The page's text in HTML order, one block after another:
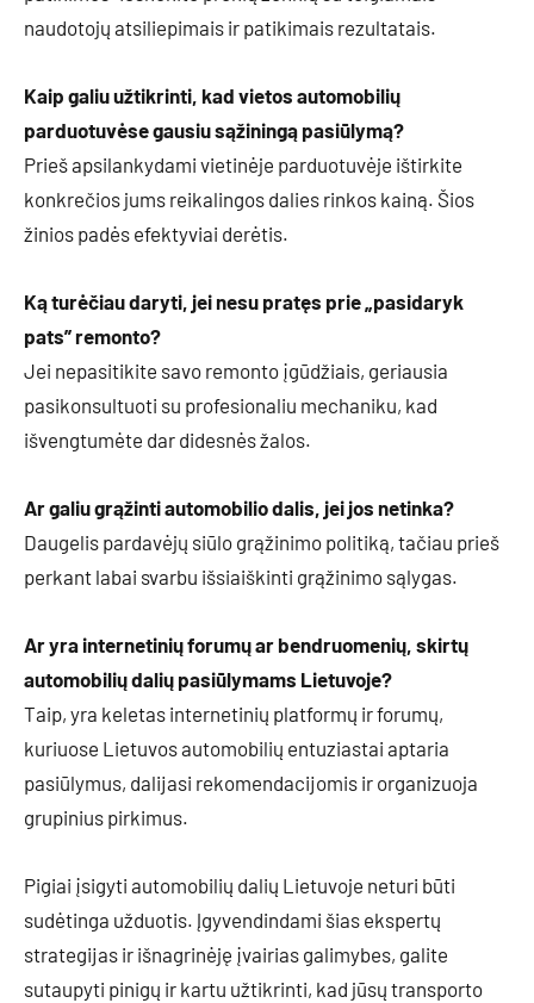
naudotojų atsiliepimais ir patikimais rezultatais.
Kaip galiu užtikrinti, kad vietos automobilių
parduotuvėse gausiu sąžiningą pasiūlymą?
Prieš apsilankydami vietinėje parduotuvėje ištirkite
konkrečios jums reikalingos dalies rinkos kainą. Šios
žinios padės efektyviai derėtis.
Ką turėčiau daryti, jei nesu pratęs prie „pasidaryk
pats” remonto?
Jei nepasitikite savo remonto įgūdžiais, geriausia
pasikonsultuoti su profesionaliu mechaniku, kad
išvengtumėte dar didesnės žalos.
Ar galiu grąžinti automobilio dalis, jei jos netinka?
Daugelis pardavėjų siūlo grąžinimo politiką, tačiau prieš
perkant labai svarbu išsiaiškinti grąžinimo sąlygas.
Ar yra internetinių forumų ar bendruomenių, skirtų
automobilių dalių pasiūlymams Lietuvoje?
Taip, yra keletas internetinių platformų ir forumų,
kuriuose Lietuvos automobilių entuziastai aptaria
pasiūlymus, dalijasi rekomendacijomis ir organizuoja
grupinius pirkimus.
Pigiai įsigyti automobilių dalių Lietuvoje neturi būti
sudėtinga užduotis. Įgyvendindami šias ekspertų
strategijas ir išnagrinėję įvairias galimybes, galite
sutaupyti pinigų ir kartu užtikrinti, kad jūsų transporto